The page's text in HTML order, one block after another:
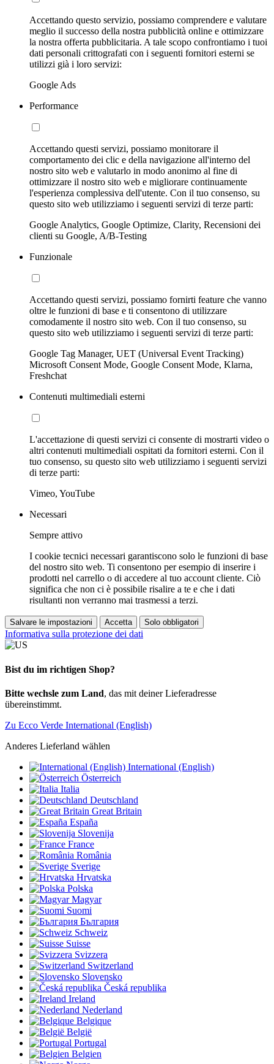
Accettando questo servizio, possiamo comprendere e valutare
meglio il successo della nostra pubblicità online e ottimizzare
la nostra offerta pubblicitaria. A tale scopo confrontiamo i tuoi
dati personali crittografati con i seguenti fornitori esterni se
utilizzi già i loro servizi:
Google Ads
Performance
Accettando questi servizi, possiamo monitorare il
comportamento dei clic e della navigazione all'interno del
nostro sito web e valutarlo in modo anonimo al fine di
ottimizzare il nostro sito web e migliorare continuamente
l'esperienza complessiva dell'utente. Con il tuo consenso, su
questo sito web utilizziamo i seguenti servizi di terze parti:
Google Analytics, Google Optimize, Clarity, Recensioni dei
clienti su Google, A/B-Testing
Funzionale
Accettando questi servizi, possiamo fornirti feature che vanno
oltre le funzioni di base e ti consentono di utilizzare
comodamente il nostro sito web. Con il tuo consenso, su
questo sito web utilizziamo i seguenti servizi di terze parti:
Google Tag Manager, UET (Universal Event Tracking)
Microsoft Consent Mode, Google Consent Mode, Klarna,
Freshchat
Contenuti multimediali esterni
L'accettazione di questi servizi ci consente di mostrarti video o
altri contenuti multimediali ospitati da fornitori esterni. Con il
tuo consenso, su questo sito web utilizziamo i seguenti servizi
di terze parti:
Vimeo, YouTube
Necessari
Sempre attivo
I cookie tecnici necessari garantiscono solo le funzioni di base
del nostro sito web. Ti consentono per esempio di inserire i
prodotti nel carrello o di accedere al tuo account cliente. Ciò
significa che non ci è possibile risalire a te e che i dati
risultanti non verranno mai trasmessi a terzi.
Salvare le impostazioni Accetta Solo obbligatori
Informativa sulla protezione dei dati
Bist du im richtigen Shop?
Bitte wechsle zum Land, das mit deiner Lieferadresse
übereinstimmt.
Zu Ecco Verde International (English)
Anderes Lieferland wählen
International (English)
Österreich
Italia
Deutschland
Great Britain
España
Slovenija
France
România
Sverige
Hrvatska
Polska
Magyar
Suomi
България
Schweiz
Suisse
Svizzera
Switzerland
Slovensko
Česká republika
Ireland
Nederland
Belgique
België
Portugal
Belgien